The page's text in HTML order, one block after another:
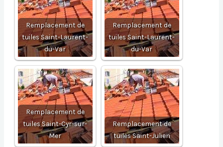
Remplacement de
tuiles Saint-Laurent-
du-Var
Remplacement de
tuiles Saint-Laurent-
du-Var
Remplacement de
tuiles Saint-Cyr-sur-
Mer
Remplacement de
tuiles Saint-Julien